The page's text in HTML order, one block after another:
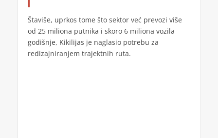
Štaviše, uprkos tome što sektor već prevozi više
od 25 miliona putnika i skoro 6 miliona vozila
godišnje, Kikilijas je naglasio potrebu za
redizajniranjem trajektnih ruta.